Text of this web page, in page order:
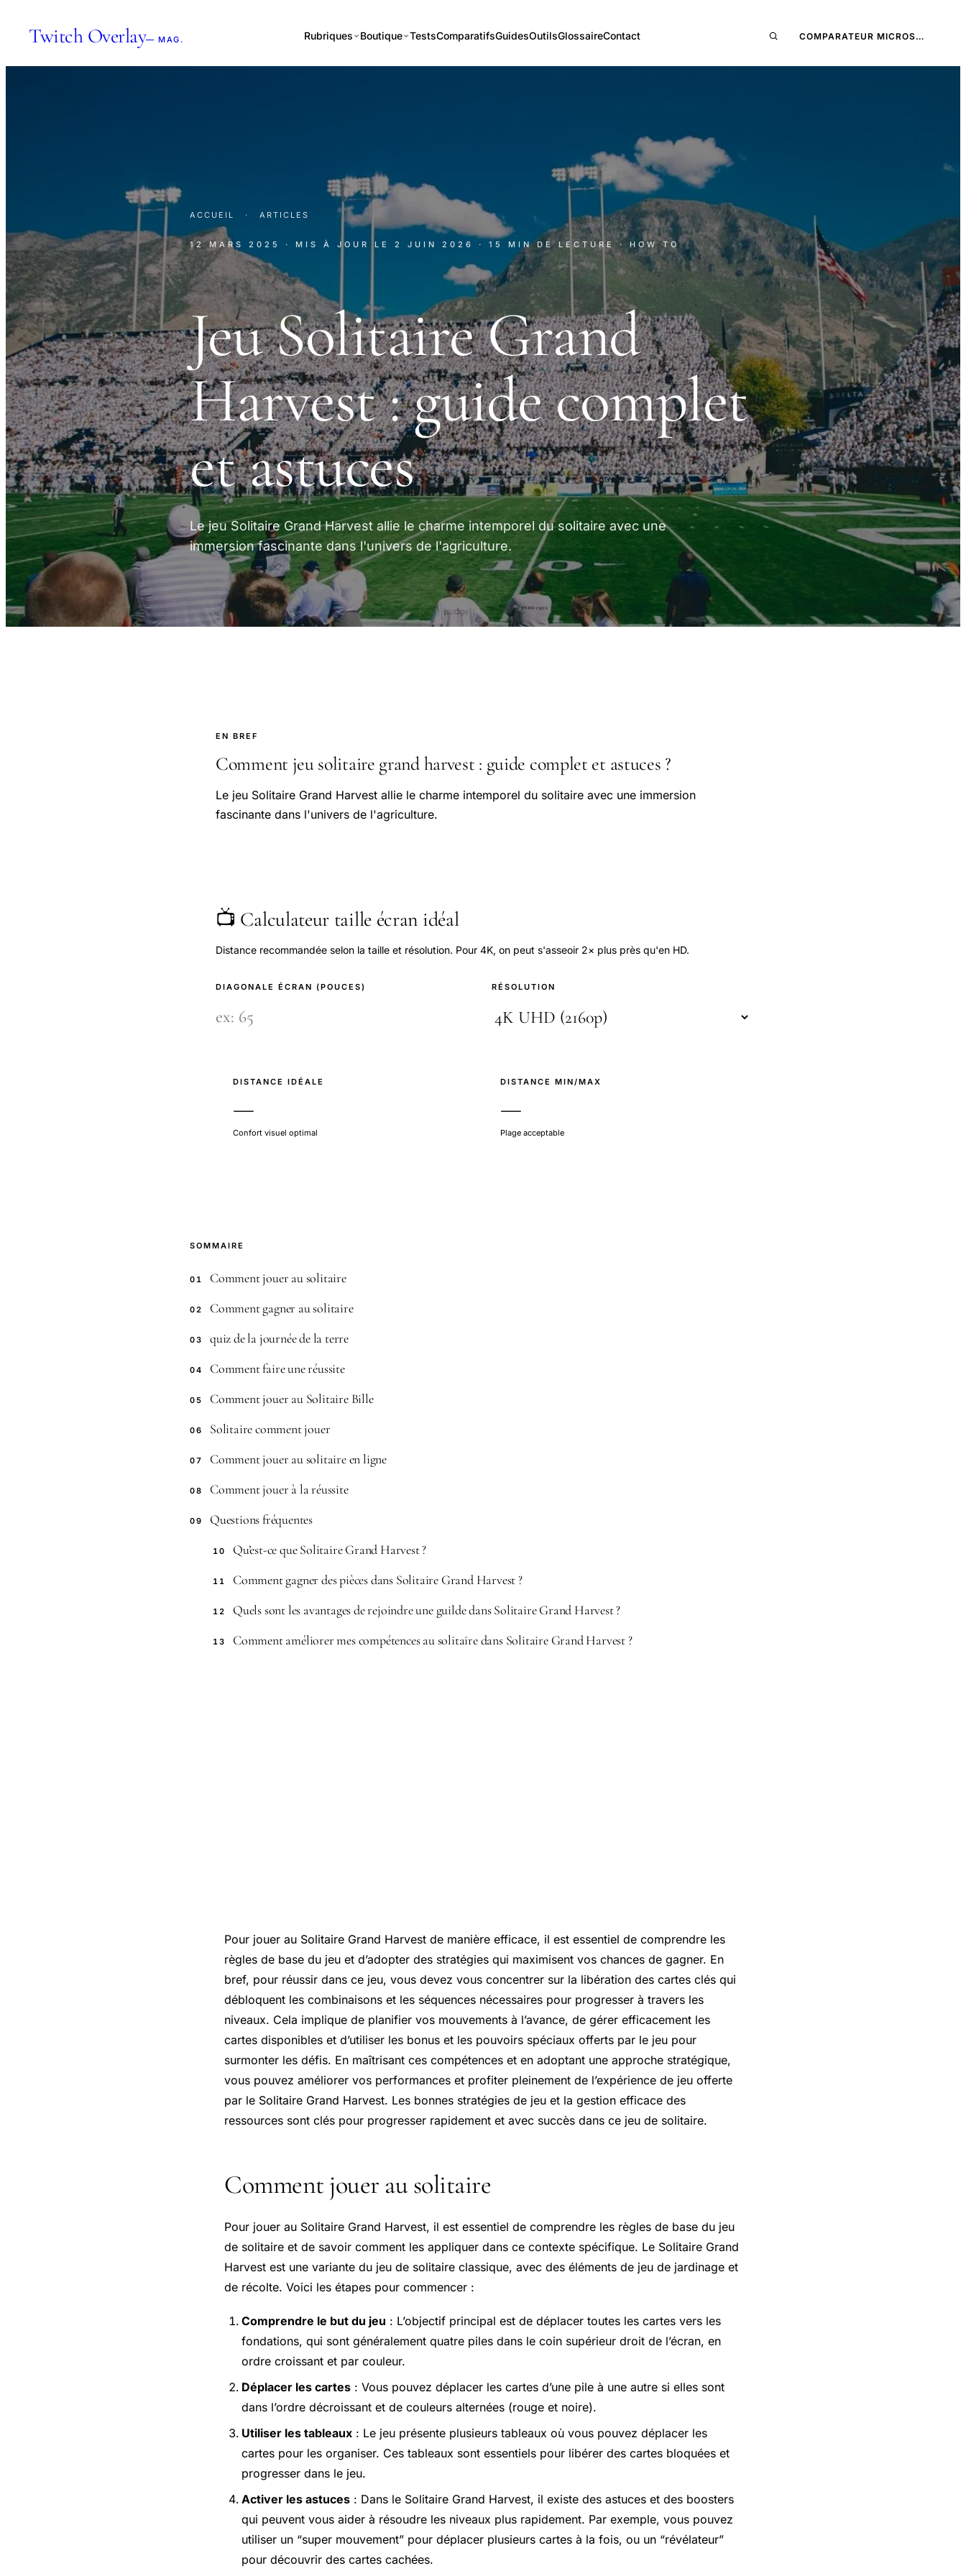
Twitch Overlay— MAG. Rubriques Boutique TestsComparatifsGuidesOutilsGlossaireContact COMPARATEUR MICROS…
ACCUEIL · ARTICLES
12 MARS 2025 · MIS À JOUR LE 2 JUIN 2026 · 15 MIN DE LECTURE · HOW TO
Jeu Solitaire Grand
Harvest : guide complet
et astuces
Le jeu Solitaire Grand Harvest allie le charme intemporel du solitaire avec une
immersion fascinante dans l'univers de l'agriculture.
EN BREF
Comment jeu solitaire grand harvest : guide complet et astuces ?
Le jeu Solitaire Grand Harvest allie le charme intemporel du solitaire avec une immersion
fascinante dans l'univers de l'agriculture.
📺 Calculateur taille écran idéal
Distance recommandée selon la taille et résolution. Pour 4K, on peut s'asseoir 2× plus près qu'en HD.
DIAGONALE ÉCRAN (POUCES) RÉSOLUTION
DISTANCE IDÉALE
—
Confort visuel optimal
DISTANCE MIN/MAX
—
Plage acceptable
SOMMAIRE
01 Comment jouer au solitaire
02 Comment gagner au solitaire
03 quiz de la journée de la terre
04 Comment faire une réussite
05 Comment jouer au Solitaire Bille
06 Solitaire comment jouer
07 Comment jouer au solitaire en ligne
08 Comment jouer à la réussite
09 Questions fréquentes
10 Qu’est-ce que Solitaire Grand Harvest ?
11 Comment gagner des pièces dans Solitaire Grand Harvest ?
12 Quels sont les avantages de rejoindre une guilde dans Solitaire Grand Harvest ?
13 Comment améliorer mes compétences au solitaire dans Solitaire Grand Harvest ?
Pour jouer au Solitaire Grand Harvest de manière efficace, il est essentiel de comprendre les
règles de base du jeu et d’adopter des stratégies qui maximisent vos chances de gagner. En
bref, pour réussir dans ce jeu, vous devez vous concentrer sur la libération des cartes clés qui
débloquent les combinaisons et les séquences nécessaires pour progresser à travers les
niveaux. Cela implique de planifier vos mouvements à l’avance, de gérer efficacement les
cartes disponibles et d’utiliser les bonus et les pouvoirs spéciaux offerts par le jeu pour
surmonter les défis. En maîtrisant ces compétences et en adoptant une approche stratégique,
vous pouvez améliorer vos performances et profiter pleinement de l’expérience de jeu offerte
par le Solitaire Grand Harvest. Les bonnes stratégies de jeu et la gestion efficace des
ressources sont clés pour progresser rapidement et avec succès dans ce jeu de solitaire.
Comment jouer au solitaire
Pour jouer au Solitaire Grand Harvest, il est essentiel de comprendre les règles de base du jeu
de solitaire et de savoir comment les appliquer dans ce contexte spécifique. Le Solitaire Grand
Harvest est une variante du jeu de solitaire classique, avec des éléments de jeu de jardinage et
de récolte. Voici les étapes pour commencer :
Comprendre le but du jeu : L’objectif principal est de déplacer toutes les cartes vers les
fondations, qui sont généralement quatre piles dans le coin supérieur droit de l’écran, en
ordre croissant et par couleur.
Déplacer les cartes : Vous pouvez déplacer les cartes d’une pile à une autre si elles sont
dans l’ordre décroissant et de couleurs alternées (rouge et noire).
Utiliser les tableaux : Le jeu présente plusieurs tableaux où vous pouvez déplacer les
cartes pour les organiser. Ces tableaux sont essentiels pour libérer des cartes bloquées et
progresser dans le jeu.
Activer les astuces : Dans le Solitaire Grand Harvest, il existe des astuces et des boosters
qui peuvent vous aider à résoudre les niveaux plus rapidement. Par exemple, vous pouvez
utiliser un “super mouvement” pour déplacer plusieurs cartes à la fois, ou un “révélateur”
pour découvrir des cartes cachées.